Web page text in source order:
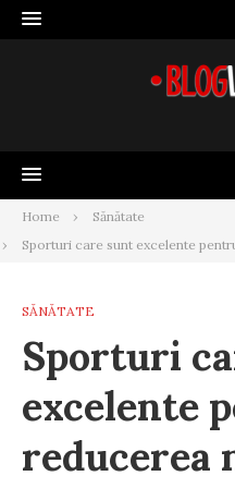
Skip
to
Home
Sănătate
Sporturi care sunt excelente
SĂNĂTATE
Sporturi
excelente
reducerea